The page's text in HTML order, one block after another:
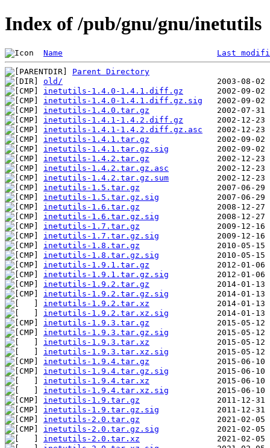
Index of /pub/gnu/gnu/inetutils
Name Last
Parent Directory
old/
inetutils-1.4.0-1.4.1.diff.gz
inetutils-1.4.0-1.4.1.diff.gz.sig
inetutils-1.4.0.tar.gz
inetutils-1.4.1-1.4.2.diff.gz
inetutils-1.4.1-1.4.2.diff.gz.asc
inetutils-1.4.1.tar.gz
inetutils-1.4.1.tar.gz.sig
inetutils-1.4.2.tar.gz
inetutils-1.4.2.tar.gz.asc
inetutils-1.4.2.tar.gz.sum
inetutils-1.5.tar.gz
inetutils-1.5.tar.gz.sig
inetutils-1.6.tar.gz
inetutils-1.6.tar.gz.sig
inetutils-1.7.tar.gz
inetutils-1.7.tar.gz.sig
inetutils-1.8.tar.gz
inetutils-1.8.tar.gz.sig
inetutils-1.9.1.tar.gz
inetutils-1.9.1.tar.gz.sig
inetutils-1.9.2.tar.gz
inetutils-1.9.2.tar.gz.sig
inetutils-1.9.2.tar.xz
inetutils-1.9.2.tar.xz.sig
inetutils-1.9.3.tar.gz
inetutils-1.9.3.tar.gz.sig
inetutils-1.9.3.tar.xz
inetutils-1.9.3.tar.xz.sig
inetutils-1.9.4.tar.gz
inetutils-1.9.4.tar.gz.sig
inetutils-1.9.4.tar.xz
inetutils-1.9.4.tar.xz.sig
inetutils-1.9.tar.gz
inetutils-1.9.tar.gz.sig
inetutils-2.0.tar.gz
inetutils-2.0.tar.gz.sig
inetutils-2.0.tar.xz